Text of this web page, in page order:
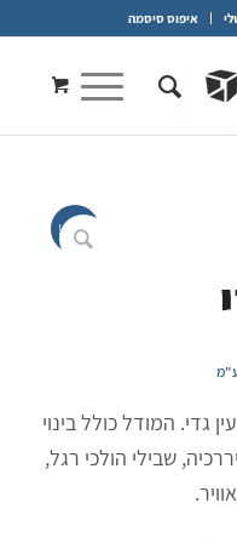
איפוס סיסמה
מבצע!
גדי. המודל כולל בינוי
שבילי הולכי רגל,